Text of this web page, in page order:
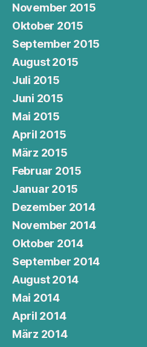
November 2015
Oktober 2015
September 2015
August 2015
Juli 2015
Juni 2015
Mai 2015
April 2015
März 2015
Februar 2015
Januar 2015
Dezember 2014
November 2014
Oktober 2014
September 2014
August 2014
Mai 2014
April 2014
März 2014